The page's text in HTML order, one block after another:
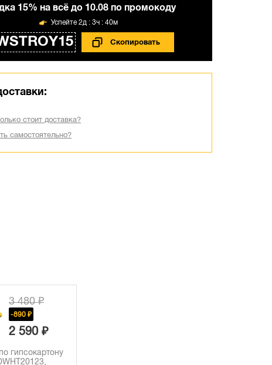
15% на всё до 10.08 по промокоду
2д : 3ч : 40м
стоит доставка?
самостоятельно?
3 480 ₽
-890 ₽
2 590 ₽
гипсокартону